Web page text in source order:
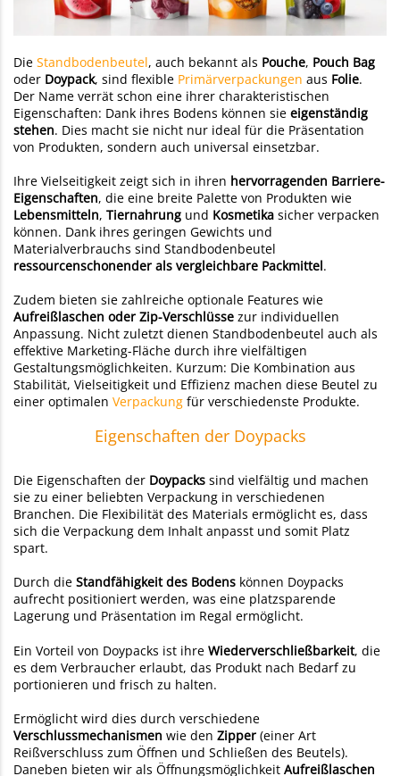
Die Standbodenbeutel, auch bekannt als Pouche, Pouch Bag
oder Doypack, sind flexible Primärverpackungen aus Folie.
Der Name verrät schon eine ihrer charakteristischen
Eigenschaften: Dank ihres Bodens können sie eigenständig
stehen. Dies macht sie nicht nur ideal für die Präsentation
von Produkten, sondern auch universal einsetzbar.
Ihre Vielseitigkeit zeigt sich in ihren hervorragenden Barriere-
Eigenschaften, die eine breite Palette von Produkten wie
Lebensmitteln, Tiernahrung und Kosmetika sicher verpacken
können. Dank ihres geringen Gewichts und
Materialverbrauchs sind Standbodenbeutel
ressourcenschonender als vergleichbare Packmittel.
Zudem bieten sie zahlreiche optionale Features wie
Aufreißlaschen oder Zip-Verschlüsse zur individuellen
Anpassung. Nicht zuletzt dienen Standbodenbeutel auch als
effektive Marketing-Fläche durch ihre vielfältigen
Gestaltungsmöglichkeiten. Kurzum: Die Kombination aus
Stabilität, Vielseitigkeit und Effizienz machen diese Beutel zu
einer optimalen Verpackung für verschiedenste Produkte.
Eigenschaften der Doypacks
Die Eigenschaften der Doypacks sind vielfältig und machen
sie zu einer beliebten Verpackung in verschiedenen
Branchen. Die Flexibilität des Materials ermöglicht es, dass
sich die Verpackung dem Inhalt anpasst und somit Platz
spart.
Durch die Standfähigkeit des Bodens können Doypacks
aufrecht positioniert werden, was eine platzsparende
Lagerung und Präsentation im Regal ermöglicht.
Ein Vorteil von Doypacks ist ihre Wiederverschließbarkeit, die
es dem Verbraucher erlaubt, das Produkt nach Bedarf zu
portionieren und frisch zu halten.
Ermöglicht wird dies durch verschiedene
Verschlussmechanismen wie den Zipper (einer Art
Reißverschluss zum Öffnen und Schließen des Beutels).
Daneben bieten wir als Öffnungsmöglichkeit Aufreißlaschen